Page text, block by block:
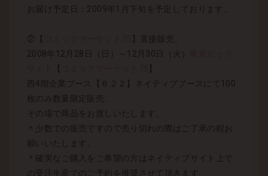
お届け予定日：2009年1月下旬を予定しております。
②【
】直接販売。
2008年12月28日（日）～12月30日（火）
西4階企業ブース【６２２】ネイティブブースにて100
枚のみ数量限定販売、
その場で商品をお渡しいたします。
＊少数での販売ですので売り切れの際はご了承の程お
願いいたします。
＊確実なご購入をご希望の方はネイティブサイト上で
の受注生産でのご予約を推奨させて頂きます。